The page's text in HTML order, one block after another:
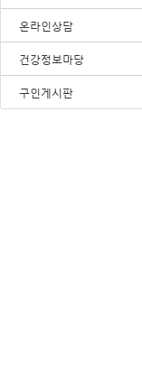
온라인상담
건강정보마당
구인게시판